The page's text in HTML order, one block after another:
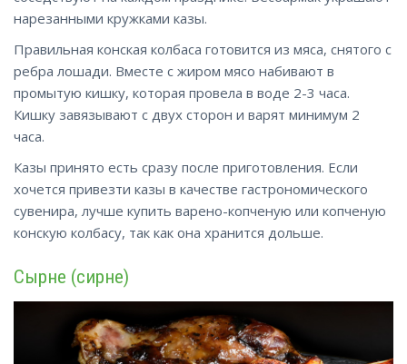
нарезанными кружками казы.
Правильная конская колбаса готовится из мяса, снятого с
ребра лошади. Вместе с жиром мясо набивают в
промытую кишку, которая провела в воде 2-3 часа.
Кишку завязывают с двух сторон и варят минимум 2
часа.
Казы принято есть сразу после приготовления. Если
хочется привезти казы в качестве гастрономического
сувенира, лучше купить варено-копченую или копченую
конскую колбасу, так как она хранится дольше.
Сырне (сирне)